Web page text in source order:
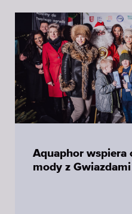
Aquaphor wspiera
mody z